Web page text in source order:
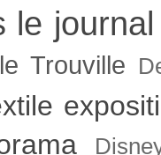
le journal
Trouville